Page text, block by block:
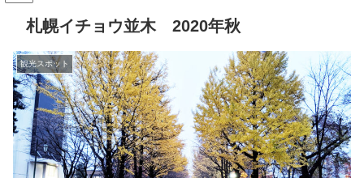
札幌イチョウ並木 2020年秋
観光スポット